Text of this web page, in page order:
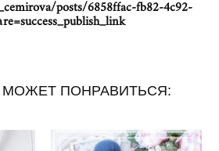
posts/6858ffac-fb82-4c92-
МОЖЕТ ПОНРАВИТЬСЯ: